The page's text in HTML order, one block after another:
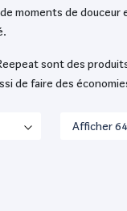
moments de douceur
sont des
de faire des